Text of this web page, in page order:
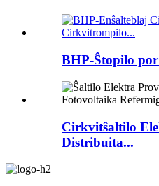
BHP-Ŝtopilo
Cirkvitŝaltilo
Distribuita...